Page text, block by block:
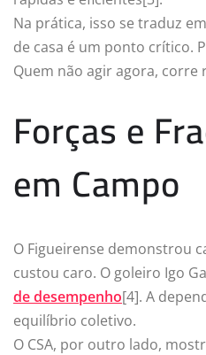
Na prática, isso se traduz
de casa é um ponto crítico.
Quem não agir agora, corre
Forças e
em Campo
O Figueirense demonstrou
custou caro. O goleiro Igo
de desempenho[4]. A
equilíbrio coletivo.
O CSA, por outro lado,